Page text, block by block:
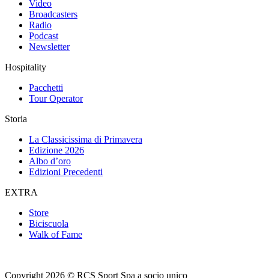
Video
Broadcasters
Radio
Podcast
Newsletter
Hospitality
Pacchetti
Tour Operator
Storia
La Classicissima di Primavera
Edizione 2026
Albo d’oro
Edizioni Precedenti
EXTRA
Store
Biciscuola
Walk of Fame
Copyright 2026 © RCS Sport Spa a socio unico